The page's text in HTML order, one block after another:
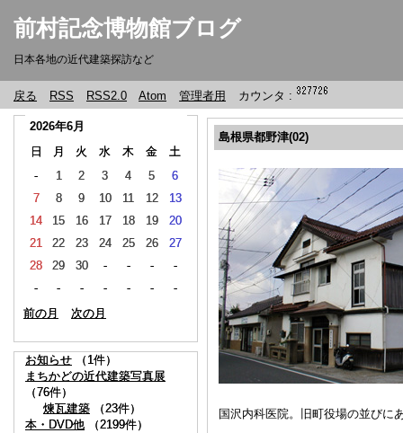
前村記念博物館ブログ
日本各地の近代建築探訪など
戻る RSS RSS2.0 Atom 管理者用 カウンタ :
2026年6月
日
月 火 水 木 金
土
-
1 2 3 4 5
6
7
8 9 10 11 12
13
14
15 16 17 18 19
20
21
22 23 24 25 26
27
28
29 30 - - -
-
-
- - - - -
-
前の月
次の月
お知らせ （1件）
まちかどの近代建築写真展
（76件）
煉瓦建築 （23件）
本・DVD他 （2199件）
島根県都野津(02)
国沢内科医院。旧町役場の並びに
2026年6月
日
月 火 水 木 金
土
-
1 2 3 4 5
6
7
8 9 10 11 12
13
14
15 16 17 18 19
20
21
22 23 24 25 26
27
28
29 30 - - -
-
-
- - - - -
-
前の月
次の月
お知らせ （1件）
まちかどの近代建築写真展
（76件）
煉瓦建築 （23件）
本・DVD他 （2199件）